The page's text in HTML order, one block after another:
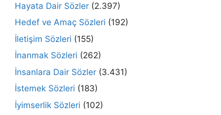
Hayata Dair Sözler (2.397)
Hedef ve Amaç Sözleri (192)
İletişim Sözleri (155)
İnanmak Sözleri (262)
İnsanlara Dair Sözler (3.431)
İstemek Sözleri (183)
İyimserlik Sözleri (102)